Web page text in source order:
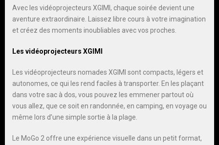
Avec les vidéoprojecteurs XGIMI, chaque soirée devient une
aventure extraordinaire. Laissez libre cours à votre imagination
et créez des moments inoubliables avec vos proches.
Les vidéoprojecteurs XGIMI
Les vidéoprojecteurs nomades XGIMI sont compacts, légers et
autonomes, ce qui les rend faciles à transporter. En les plaçant
dans votre sac à dos, vous pouvez les emmener partout où
vous allez, que ce soit en randonnée, en camping, en voyage ou
même lors d’une simple sortie à la plage.
Le MoGo 2 offre une expérience visuelle dans un petit format,